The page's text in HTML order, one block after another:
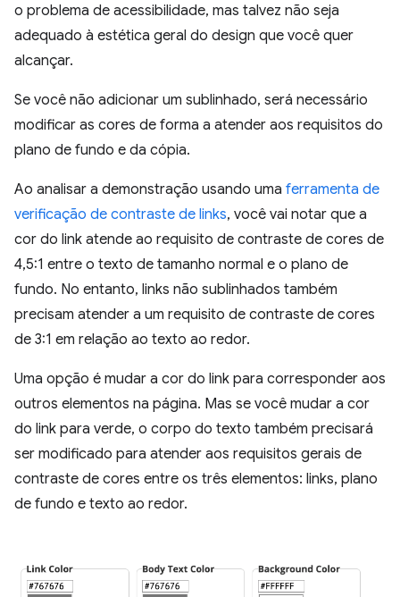
o problema de acessibilidade, mas talvez não seja
adequado à estética geral do design que você quer
alcançar.
Se você não adicionar um sublinhado, será necessário
modificar as cores de forma a atender aos requisitos do
plano de fundo e da cópia.
Ao analisar a demonstração usando uma ferramenta de
verificação de contraste de links, você vai notar que a
cor do link atende ao requisito de contraste de cores de
4,5:1 entre o texto de tamanho normal e o plano de
fundo. No entanto, links não sublinhados também
precisam atender a um requisito de contraste de cores
de 3:1 em relação ao texto ao redor.
Uma opção é mudar a cor do link para corresponder aos
outros elementos na página. Mas se você mudar a cor
do link para verde, o corpo do texto também precisará
ser modificado para atender aos requisitos gerais de
contraste de cores entre os três elementos: links, plano
de fundo e texto ao redor.